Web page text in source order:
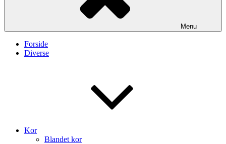
Menu
Forside
Diverse
Kor
Blandet kor